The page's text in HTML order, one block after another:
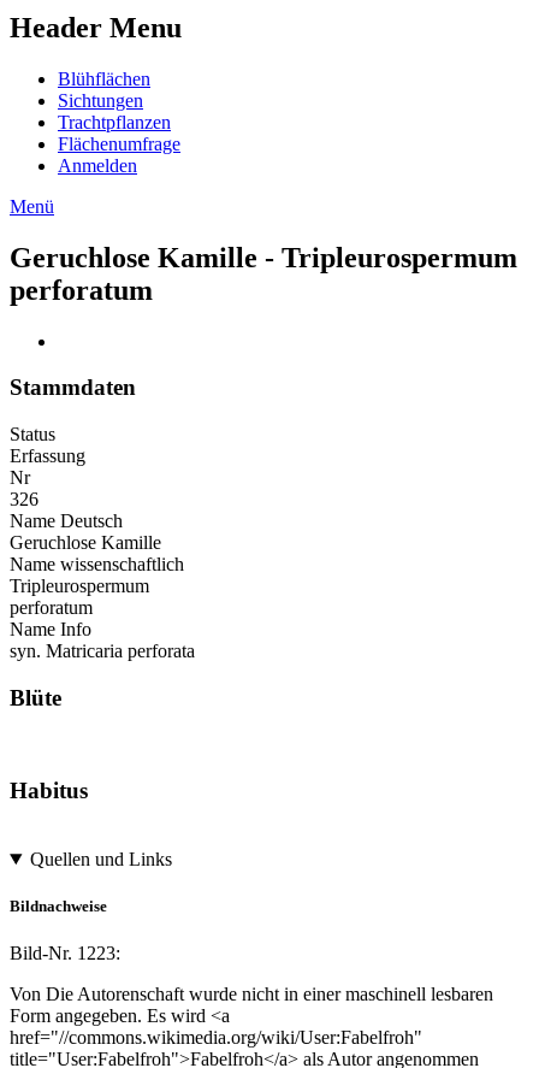
Header Menu
Blühflächen
Sichtungen
Trachtpflanzen
Flächenumfrage
Anmelden
Menü
Geruchlose Kamille - Tripleurospermum
perforatum
Stammdaten
Status
Erfassung
Nr
326
Name Deutsch
Geruchlose Kamille
Name wissenschaftlich
Tripleurospermum
perforatum
Name Info
syn. Matricaria perforata
Blüte
Habitus
Quellen und Links
Bildnachweise
Bild-Nr. 1223:
Von Die Autorenschaft wurde nicht in einer maschinell lesbaren
Form angegeben. Es wird <a
href="//commons.wikimedia.org/wiki/User:Fabelfroh"
title="User:Fabelfroh">Fabelfroh</a> als Autor angenommen